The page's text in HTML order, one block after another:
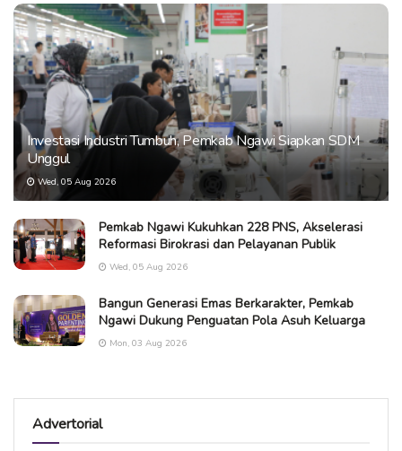
Investasi Industri Tumbuh, Pemkab Ngawi Siapkan SDM
Unggul
Wed, 05 Aug 2026
Pemkab Ngawi Kukuhkan 228 PNS, Akselerasi
Reformasi Birokrasi dan Pelayanan Publik
Wed, 05 Aug 2026
Bangun Generasi Emas Berkarakter, Pemkab
Ngawi Dukung Penguatan Pola Asuh Keluarga
Mon, 03 Aug 2026
Advertorial